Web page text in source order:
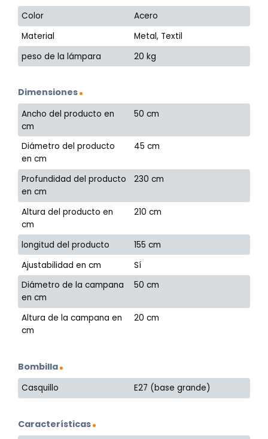
Color
Acero
Material
Metal, Textil
peso de la lámpara
20 kg
Dimensiones
Ancho del producto en
cm
50 cm
Diámetro del producto
en cm
45 cm
Profundidad del producto
en cm
230 cm
Altura del producto en
cm
210 cm
longitud del producto
155 cm
Ajustabilidad en cm
Sí
Diámetro de la campana
en cm
50 cm
Altura de la campana en
cm
20 cm
Bombilla
Casquillo E27 (base grande)
Características